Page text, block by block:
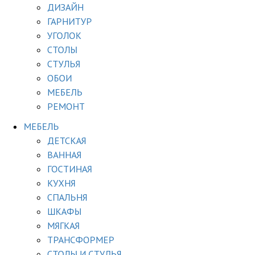
ДИЗАЙН
ГАРНИТУР
УГОЛОК
СТОЛЫ
СТУЛЬЯ
ОБОИ
МЕБЕЛЬ
РЕМОНТ
МЕБЕЛЬ
ДЕТСКАЯ
ВАННАЯ
ГОСТИНАЯ
КУХНЯ
СПАЛЬНЯ
ШКАФЫ
МЯГКАЯ
ТРАНСФОРМЕР